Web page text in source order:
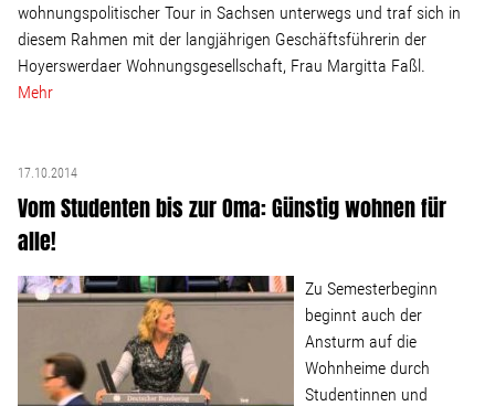
Pressestimmen
Bestellen
wohnungspolitischer Tour in Sachsen unterwegs und traf sich in
diesem Rahmen mit der langjährigen Geschäftsführerin der
Hoyerswerdaer Wohnungsgesellschaft, Frau Margitta Faßl.
Mehr
17.10.2014
Vom Studenten bis zur Oma: Günstig wohnen für
alle!
Zu Semesterbeginn
beginnt auch der
Ansturm auf die
Wohnheime durch
Studentinnen und